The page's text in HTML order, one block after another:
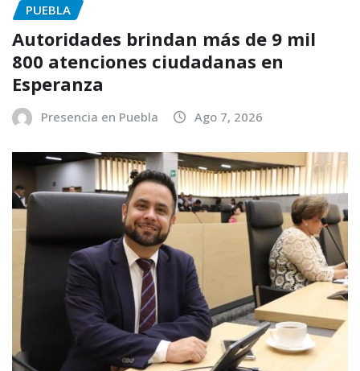
PUEBLA
Autoridades brindan más de 9 mil
800 atenciones ciudadanas en
Esperanza
Presencia en Puebla Ago 7, 2026